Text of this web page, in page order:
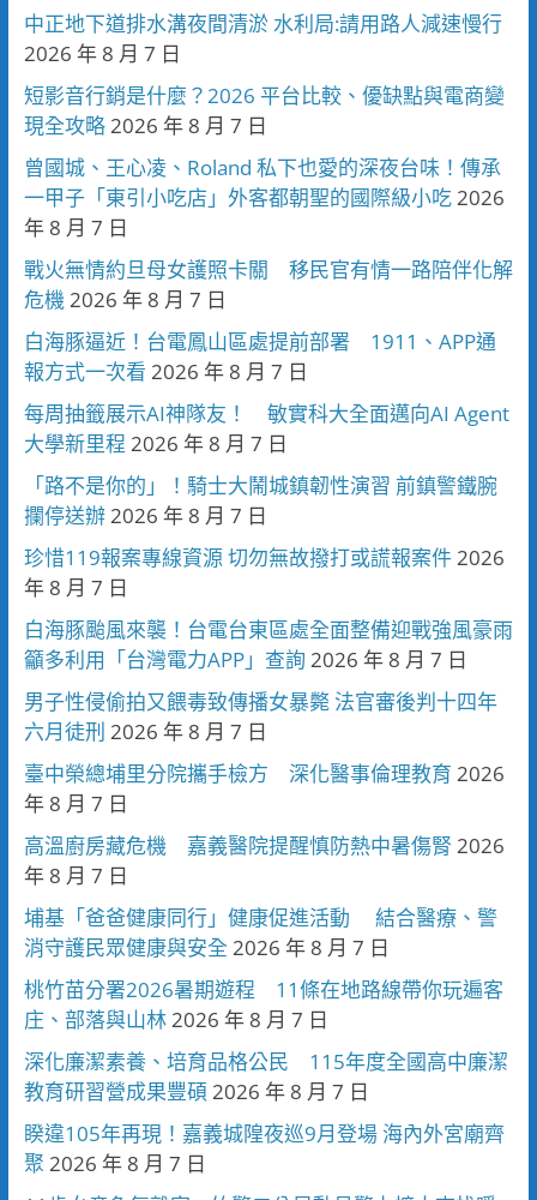
中正地下道排水溝夜間清淤 水利局:請用路人減速慢行
2026 年 8 月 7 日
短影音行銷是什麼？2026 平台比較、優缺點與電商變
現全攻略2026 年 8 月 7 日
曾國城、王心凌、Roland 私下也愛的深夜台味！傳承
一甲子「東引小吃店」外客都朝聖的國際級小吃2026
年 8 月 7 日
戰火無情約旦母女護照卡關 移民官有情一路陪伴化解
危機2026 年 8 月 7 日
白海豚逼近！台電鳳山區處提前部署 1911、APP通
報方式一次看 2026 年 8 月 7 日
每周抽籤展示AI神隊友！ 敏實科大全面邁向AI Agent
大學新里程 2026 年 8 月 7 日
「路不是你的」！騎士大鬧城鎮韌性演習 前鎮警鐵腕
攔停送辦2026 年 8 月 7 日
珍惜119報案專線資源 切勿無故撥打或謊報案件2026
年 8 月 7 日
白海豚颱風來襲！台電台東區處全面整備迎戰強風豪雨
籲多利用「台灣電力APP」查詢 2026 年 8 月 7 日
男子性侵偷拍又餵毒致傳播女暴斃 法官審後判十四年
六月徒刑 2026 年 8 月 7 日
臺中榮總埔里分院攜手檢方 深化醫事倫理教育 2026
年 8 月 7 日
高溫廚房藏危機 嘉義醫院提醒慎防熱中暑傷腎 2026
年 8 月 7 日
埔基「爸爸健康同行」健康促進活動 結合醫療、警
消守護民眾健康與安全 2026 年 8 月 7 日
桃竹苗分署2026暑期遊程 11條在地路線帶你玩遍客
庄、部落與山林2026 年 8 月 7 日
深化廉潔素養、培育品格公民 115年度全國高中廉潔
教育研習營成果豐碩 2026 年 8 月 7 日
睽違105年再現！嘉義城隍夜巡9月登場 海內外宮廟齊
聚 2026 年 8 月 7 日